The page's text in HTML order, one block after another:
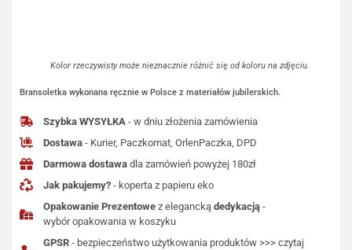
Kolor rzeczywisty może nieznacznie różnić się od koloru na zdjęciu.
Bransoletka wykonana ręcznie w Polsce z materiałów jubilerskich.
Szybka WYSYŁKA - w dniu złożenia zamówienia
Dostawa - Kurier, Paczkomat, OrlenPaczka, DPD
Darmowa dostawa dla zamówień powyżej 180zł
Jak pakujemy? - koperta z papieru eko
Opakowanie Prezentowe z eleganckądedykacją -
wybór opakowania w koszyku
GPSR - bezpieczeństwo użytkowania produktów >>> czytaj